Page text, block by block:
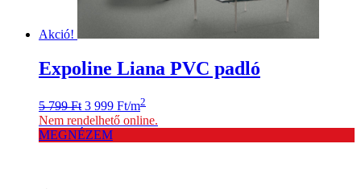
Akció!
Expoline Liana PVC padló
5 799Ft Original
price
was:
5
3 999 FtCurrent
price
is:
3
/m2
Nem rendelhető online.
MEGNÉZEM